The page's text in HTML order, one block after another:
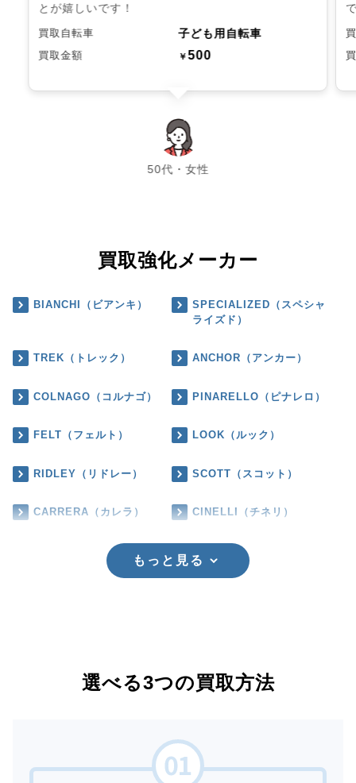
とが嬉しいです！
買取自転車 子ども用自転車
買取金額 ￥500
50代・女性
chevron_left chevron_right
買取強化メーカー
BIANCHI（ビアンキ）
SPECIALIZED（スペシャ
ライズド）
TREK（トレック） ANCHOR（アンカー）
COLNAGO（コルナゴ） PINARELLO（ピナレロ）
FELT（フェルト） LOOK（ルック）
RIDLEY（リドレー） SCOTT（スコット）
CARRERA（カレラ） CINELLI（チネリ）
もっと見る
選べる3つの買取方法